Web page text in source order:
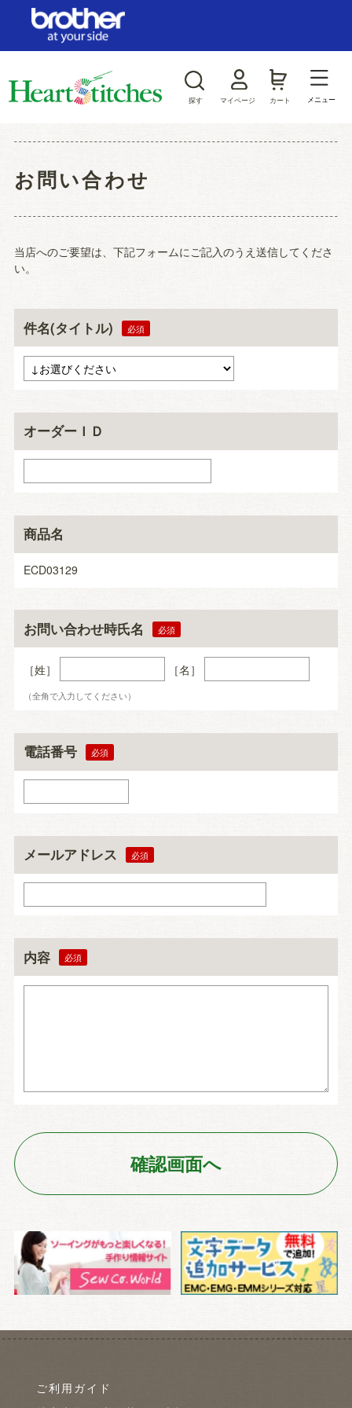
探す マイページ カート メニュー
お問い合わせ
当店へのご要望は、下記フォームにご記入のうえ送信してくださ
い。
件名(タイトル)
オーダーＩＤ
商品名
ECD03129
お問い合わせ時氏名
［姓］ ［名］
（全角で入力してください）
電話番号
メールアドレス
内容
ご利用ガイド
ログイン/新規会員登録
ジャンルから探す